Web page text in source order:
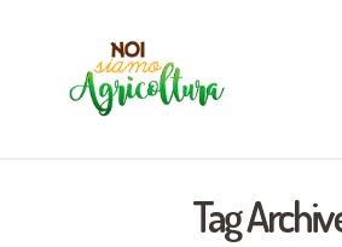
Tag